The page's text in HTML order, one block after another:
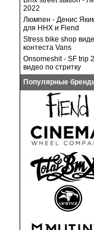
2022
Люмпен - Денис
для ННХ и Fiend
Stress bike shop
контеста Vans
Onsomeshit - SF trip
видео по стритку
Популярные